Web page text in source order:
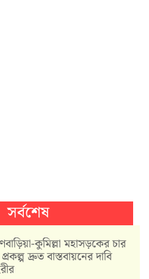
সর্বশেষ
কুমিল্লা মহাসড়কের চার
দ্রুত বাস্তবায়নের দাবি